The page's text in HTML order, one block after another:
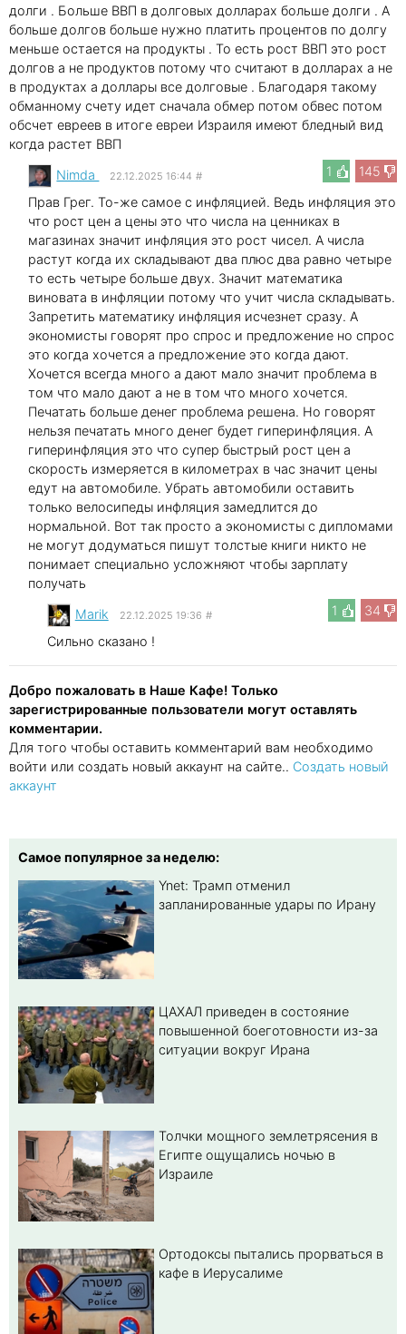
долги . Больше ВВП в долговых долларах больше долги . А
больше долгов больше нужно платить процентов по долгу
меньше остается на продукты . То есть рост ВВП это рост
долгов а не продуктов потому что считают в долларах а не
в продуктах а доллары все долговые . Благодаря такому
обманному счету идет сначала обмер потом обвес потом
обсчет евреев в итоге евреи Израиля имеют бледный вид
когда растет ВВП
1
145
Nimda 22.12.2025 16:44 #
Прав Грег. То-же самое с инфляцией. Ведь инфляция это
что рост цен а цены это что числа на ценниках в
магазинах значит инфляция это рост чисел. А числа
растут когда их складывают два плюс два равно четыре
то есть четыре больше двух. Значит математика
виновата в инфляции потому что учит числа складывать.
Запретить математику инфляция исчезнет сразу. А
экономисты говорят про спрос и предложение но спрос
это когда хочется а предложение это когда дают.
Хочется всегда много а дают мало значит проблема в
том что мало дают а не в том что много хочется.
Печатать больше денег проблема решена. Но говорят
нельзя печатать много денег будет гиперинфляция. А
гиперинфляция это что супер быстрый рост цен а
скорость измеряется в километрах в час значит цены
едут на автомобиле. Убрать автомобили оставить
только велосипеды инфляция замедлится до
нормальной. Вот так просто а экономисты с дипломами
не могут додуматься пишут толстые книги никто не
понимает специально усложняют чтобы зарплату
получать
1
34
Marik 22.12.2025 19:36 #
Сильно сказано !
Добро пожаловать в Наше Кафе! Только
зарегистрированные пользователи могут оставлять
комментарии.
Для того чтобы оставить комментарий вам необходимо
войти или создать новый аккаунт на сайте.. Создать новый
аккаунт
Самое популярное за неделю:
Ynet: Трамп отменил
запланированные удары по Ирану
ЦАХАЛ приведен в состояние
повышенной боеготовности из-за
ситуации вокруг Ирана
Толчки мощного землетрясения в
Египте ощущались ночью в
Израиле
Ортодоксы пытались прорваться в
кафе в Иерусалиме